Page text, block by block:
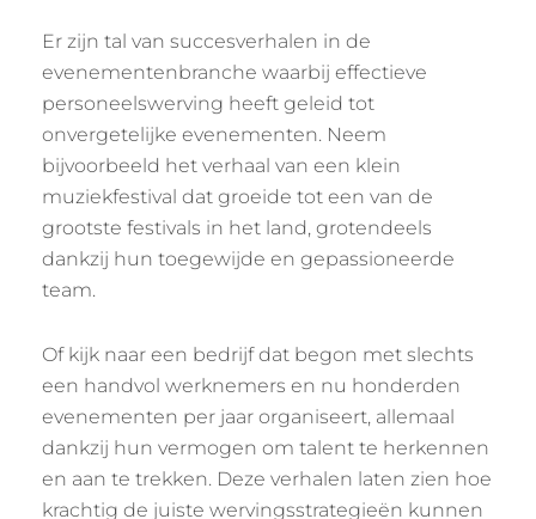
Er zijn tal van succesverhalen in de
evenementenbranche waarbij effectieve
personeelswerving heeft geleid tot
onvergetelijke evenementen. Neem
bijvoorbeeld het verhaal van een klein
muziekfestival dat groeide tot een van de
grootste festivals in het land, grotendeels
dankzij hun toegewijde en gepassioneerde
team.
Of kijk naar een bedrijf dat begon met slechts
een handvol werknemers en nu honderden
evenementen per jaar organiseert, allemaal
dankzij hun vermogen om talent te herkennen
en aan te trekken. Deze verhalen laten zien hoe
krachtig de juiste wervingsstrategieën kunnen